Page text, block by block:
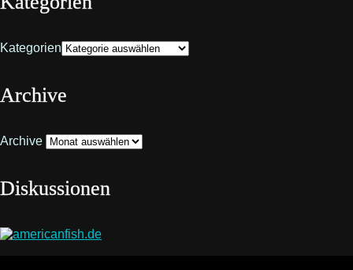
Kategorien
Archive
Archive
Diskussionen